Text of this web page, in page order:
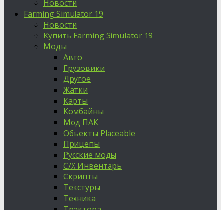
Новости
Farming Simulator 19
Новости
Купить Farming Simulator 19
Моды
Авто
Грузовики
Другое
Жатки
Карты
Комбайны
Мод ПАК
Объекты Placeable
Прицепы
Русские моды
С/Х Инвентарь
Скрипты
Текстуры
Техника